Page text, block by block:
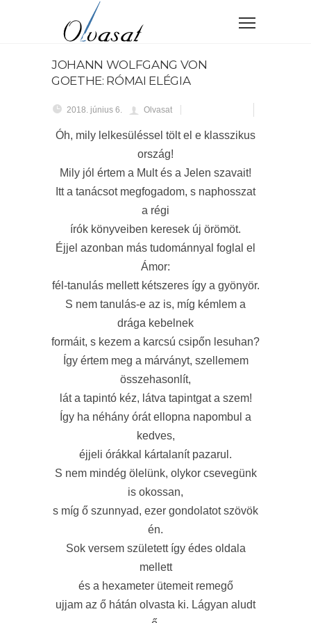
JOHANN WOLFGANG VON
GOETHE: RÓMAI ELÉGIA
2018. június 6. Olvasat
Óh, mily lelkesüléssel tölt el e klasszikus
ország!
Mily jól értem a Mult és a Jelen szavait!
Itt a tanácsot megfogadom, s naphosszat
a régi
írók könyveiben keresek új örömöt.
Éjjel azonban más tudománnyal foglal el
Ámor:
fél-tanulás mellett kétszeres így a gyönyör.
S nem tanulás-e az is, míg kémlem a
drága kebelnek
formáit, s kezem a karcsú csipőn lesuhan?
Így értem meg a márványt, szellemem
összehasonlít,
lát a tapintó kéz, látva tapintgat a szem!
Így ha néhány órát ellopna napombul a
kedves,
éjjeli órákkal kártalanít pazarul.
S nem mindég ölelünk, olykor csevegünk
is okossan,
s míg ő szunnyad, ezer gondolatot szövök
én.
Sok versem született így édes oldala
mellett
és a hexameter ütemeit remegő
ujjam az ő hátán olvasta ki. Lágyan aludt